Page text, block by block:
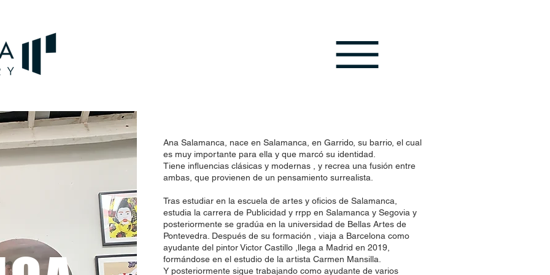
Ana Salamanca, nace en Salamanca, en Garrido, su barrio, el cual
es muy importante para ella y que marcó su identidad.
Tiene influencias clásicas y modernas , y recrea una fusión entre
ambas, que provienen de un pensamiento surrealista.
Tras estudiar en la escuela de artes y oficios de Salamanca,
estudia la carrera de Publicidad y rrpp en Salamanca y Segovia y
posteriormente se gradúa en la universidad de Bellas Artes de
Pontevedra. Después de su formación , viaja a Barcelona como
ayudante del pintor Victor Castillo ,llega a Madrid en 2019,
formándose en el estudio de la artista Carmen Mansilla.
Y posteriormente sigue trabajando como ayudante de varios